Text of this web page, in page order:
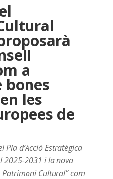
a
bones
les
de
Pla d’Acció Estratègica
2025-2031 i la nova
Cultural” com